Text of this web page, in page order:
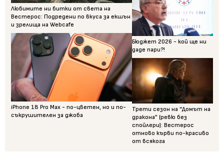
Любимите ни битки от света на
Вестерос: Подредени по вкуса за екшън
и зрелища на Webcafe
iPhone 18 Pro Max - по-цветен, но и по-
съкрушителен за джоба
Бюджет 2026 - кой ще ни
даде пари?!
Трети сезон на “Домът на
дракона” (ревю без
спойлери): Вестерос
отново кърви по-красиво
от всякога